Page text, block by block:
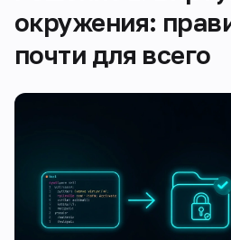
окружения:
почти для всего